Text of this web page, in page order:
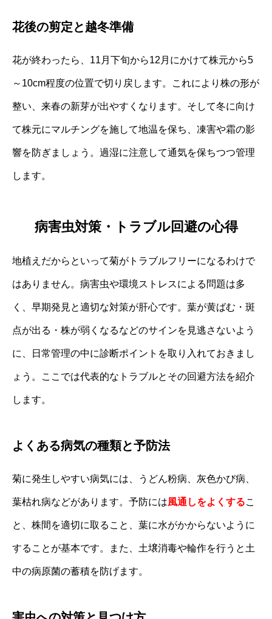
花後の剪定と越冬準備
花が終わったら、11月下旬から12月にかけて株元から5
～10cm程度の位置で切り戻します。これにより株の形が
整い、来春の新芽が出やすくなります。そして冬に向け
て株元にマルチングを施して地温を保ち、凍害や霜の影
響を防ぎましょう。過湿に注意して通気を保ちつつ管理
します。
病害虫対策・トラブル回避の心得
地植えだからといって菊がトラブルフリーになるわけで
はありません。病害虫や環境ストレスによる問題は多
く、早期発見と適切な対策が肝心です。葉が黄ばむ・斑
点が出る・株が弱くなるなどのサインを見逃さないよう
に、日常管理の中に診断ポイントを取り入れておきまし
ょう。ここでは代表的なトラブルとその回避方法を紹介
します。
よくある病気の種類と予防法
菊に発生しやすい病気には、うどん粉病、灰色かび病、
葉枯れ病などがあります。予防には風通しをよくするこ
と、株間を適切に取ること、葉に水がかからないように
することが基本です。また、土壌消毒や輪作を行うと土
中の病原菌の蓄積を防げます。